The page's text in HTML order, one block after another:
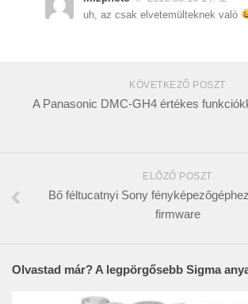
uh, az csak elvetemülteknek való
KÖVETKEZŐ POSZT
A Panasonic DMC-GH4 értékes
ELŐZŐ POSZT
Bő féltucatnyi Sony
firmware
Olvastad már? A legpörgősebb Sigma